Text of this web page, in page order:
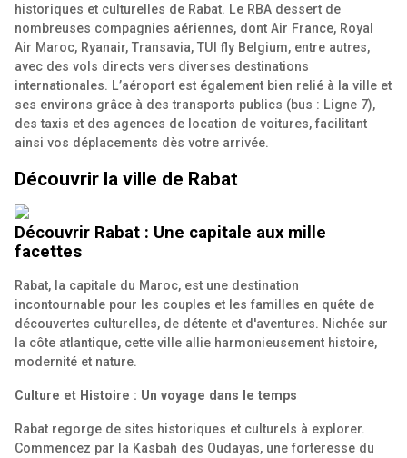
historiques et culturelles de Rabat. Le RBA dessert de
nombreuses compagnies aériennes, dont Air France, Royal
Air Maroc, Ryanair, Transavia, TUI fly Belgium, entre autres,
avec des vols directs vers diverses destinations
internationales. L’aéroport est également bien relié à la ville et
ses environs grâce à des transports publics (bus : Ligne 7),
des taxis et des agences de location de voitures, facilitant
ainsi vos déplacements dès votre arrivée.
Découvrir la ville de Rabat
Découvrir Rabat : Une capitale aux mille
facettes
Rabat, la capitale du Maroc, est une destination
incontournable pour les couples et les familles en quête de
découvertes culturelles, de détente et d'aventures. Nichée sur
la côte atlantique, cette ville allie harmonieusement histoire,
modernité et nature.
Culture et Histoire : Un voyage dans le temps
Rabat regorge de sites historiques et culturels à explorer.
Commencez par la Kasbah des Oudayas, une forteresse du